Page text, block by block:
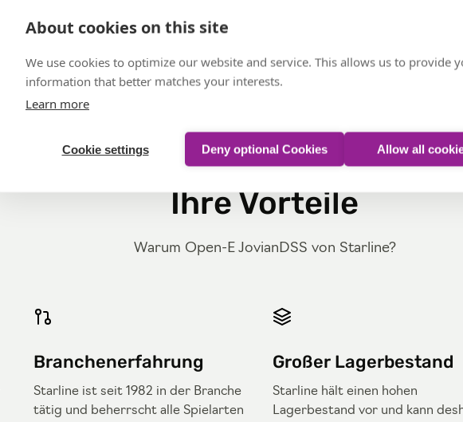
Lösungen anfragen
Ihre Vorteile
Warum Open-E JovianDSS von Starline?
Branchenerfahrung
Starline ist seit 1982 in der Branche
tätig und beherrscht alle Spielarten
Großer Lagerbestand
Starline hält einen hohen
Lagerbestand vor und kann
About cookies on this site
We use cookies to optimize our website and service. This allows us to provide
information that better matches your interests.
Learn more
Cookie settings Deny optional Cookies Allow all